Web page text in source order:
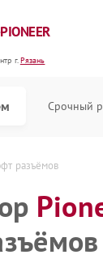
г.Рязань
Срочный
разъёмов